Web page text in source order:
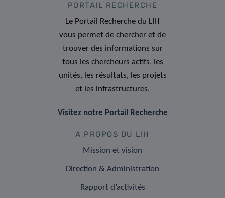
PORTAIL RECHERCHE
Le Portail Recherche du LIH
vous permet de chercher et de
trouver des informations sur
tous les chercheurs actifs, les
unités, les résultats, les projets
et les infrastructures.
Visitez notre Portail Recherche
A PROPOS DU LIH
Mission et vision
Direction & Administration
Rapport d’activités